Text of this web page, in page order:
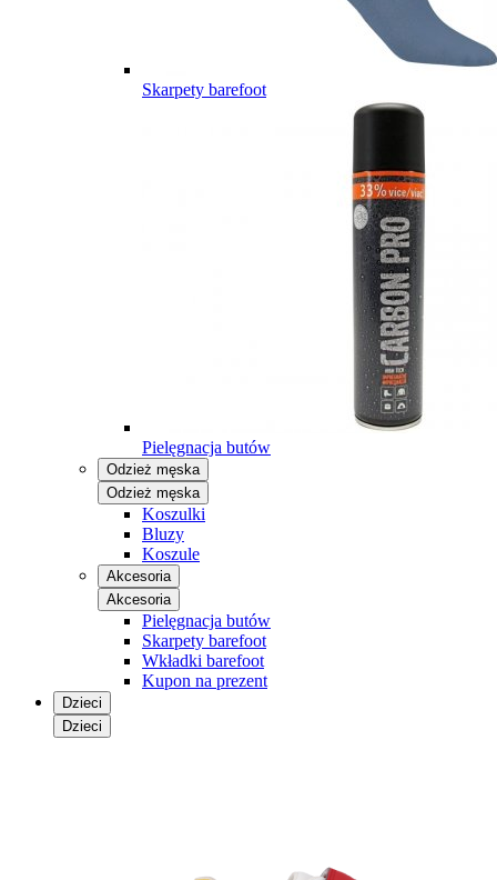
Skarpety barefoot
Pielęgnacja butów
Odzież męska
Odzież męska
Koszulki
Bluzy
Koszule
Akcesoria
Akcesoria
Pielęgnacja butów
Skarpety barefoot
Wkładki barefoot
Kupon na prezent
Dzieci
Dzieci